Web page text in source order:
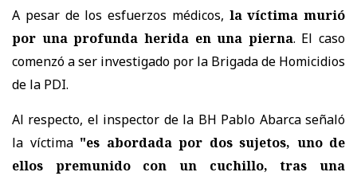
A pesar de los esfuerzos médicos, la víctima murió
por una profunda herida en una pierna. El caso
comenzó a ser investigado por la Brigada de Homicidios
de la PDI.
Al respecto, el inspector de la BH Pablo Abarca señaló
la víctima "es abordada por dos sujetos, uno de
ellos premunido con un cuchillo, tras una